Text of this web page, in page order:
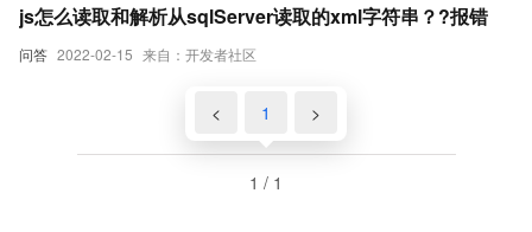
问答 2022-02-15 来自：开发者社区
js怎么读取和解析从sqlServer读取的xml字符串？?报错
< 1 >
1 / 1